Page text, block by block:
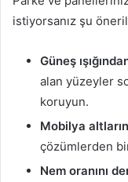
istiyorsanız şu
Güneş
alan yüzeyler
koruyun.
Mobilya
çözümlerden
Nem oranını